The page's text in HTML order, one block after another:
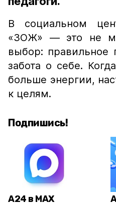
В социальном
«ЗОЖ» — это не
выбор: правильное
забота о себе.
больше энергии,
к целям.
Подпишись!
А24 в MAX